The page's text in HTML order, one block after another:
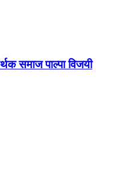
समाज पाल्पा विजयी